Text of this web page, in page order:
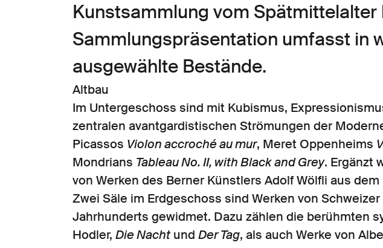
Kunstsammlung vom Spätmittelalter
Sammlungspräsentation umfasst in
ausgewählte Bestände.
Altbau
Im Untergeschoss sind mit Kubismus,
zentralen avantgardistischen Strömungen der
Picassos Violon accroché au mur, Meret Oppenheims
Mondrians Tableau No. II, with Black and Grey. Ergänzt
von Werken des Berner Künstlers Adolf Wölfli aus
Zwei Säle im Erdgeschoss sind Werken von
Jahrhunderts gewidmet. Dazu zählen die berühmten
Hodler, Die Nachtund Der Tag, als auch Werke von